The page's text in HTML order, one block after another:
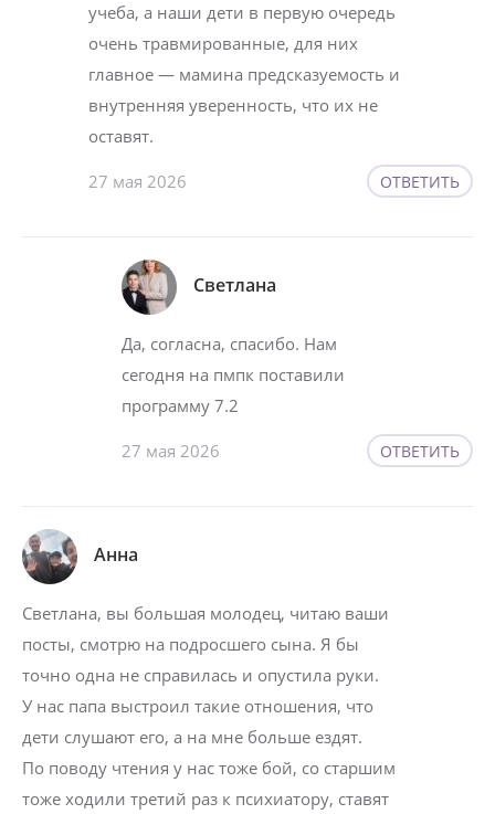
учеба, а наши дети в первую очередь
очень травмированные, для них
главное — мамина предсказуемость и
внутренняя уверенность, что их не
оставят.
27 мая 2026 ОТВЕТИТЬ
Светлана
Да, согласна, спасибо. Нам
сегодня на пмпк поставили
программу 7.2
27 мая 2026 ОТВЕТИТЬ
Анна
Светлана, вы большая молодец, читаю ваши
посты, смотрю на подросшего сына. Я бы
точно одна не справилась и опустила руки.
У нас папа выстроил такие отношения, что
дети слушают его, а на мне больше ездят.
По поводу чтения у нас тоже бой, со старшим
тоже ходили третий раз к психиатору, ставят